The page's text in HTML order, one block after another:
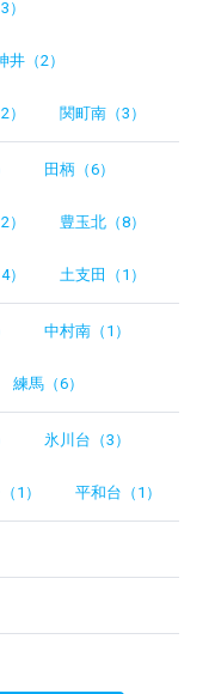
井（2）
関町南（3）
田柄（6）
豊玉北（8）
土支田（1）
中村南（1）
練馬（6）
氷川台（3）
1） 平和台（1）